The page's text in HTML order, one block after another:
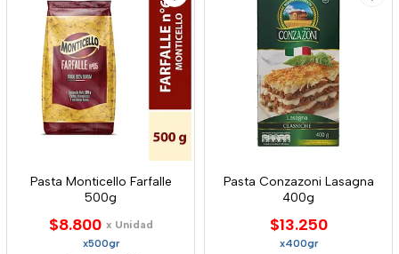
Pasta Monticello Farfalle
500g
$8.800 x Unidad
x500gr
Pasta Conzazoni Lasagna
400g
$13.250
x400gr